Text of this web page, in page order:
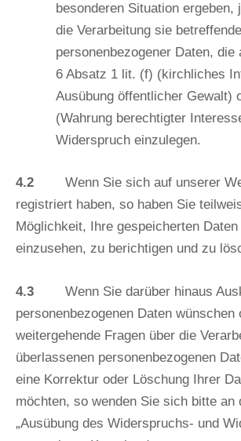
besonderen Situation ergeben,
die Verarbeitung sie
personenbezogener Daten, die
6 Absatz 1 lit. (f) (kirchliches
Ausübung öffentlicher Gewalt)
(Wahrung berechtigter
Widerspruch einzulegen.
4.2 Wenn Sie sich auf unserer
registriert haben, so haben Sie
Möglichkeit, Ihre gespeicherten
einzusehen, zu berichtigen und zu
4.3 Wenn Sie darüber hinaus
personenbezogenen Daten wünschen
weitergehende Fragen über die
überlassenen personenbezogenen
eine Korrektur oder Löschung Ihrer
möchten, so wenden Sie sich bitte an
„Ausübung des Widerspruchs- und